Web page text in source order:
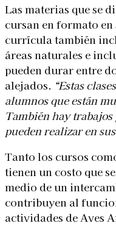
Las materias que se
cursan en formato
currícula también
áreas naturales e
pueden durar entre
alejados. “Estas
alumnos que están
También hay
pueden realizar en
Tanto los cursos
tienen un costo que
medio de un
contribuyen al
actividades de Aves